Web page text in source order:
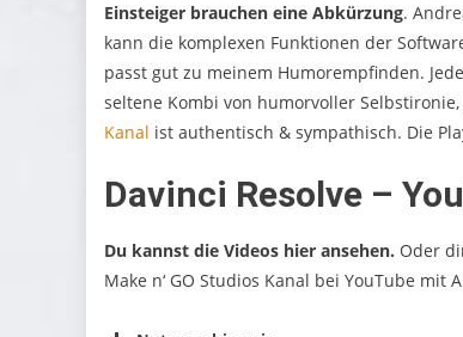
Einsteiger brauchen eine Abkürzung.
kann die komplexen Funktionen der
passt gut zu meinem Humorempfinden.
seltene Kombi von humorvoller
Kanal ist authentisch & sympathisch. Die
Davinci Resolve –
Du kannst die Videos hier ansehen. Oder
Make n‘ GO Studios Kanal bei YouTube mit